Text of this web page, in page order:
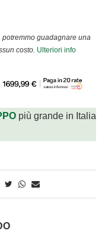
potremmo guadagnare una
costo. Ulteriori info
più grande in Italia